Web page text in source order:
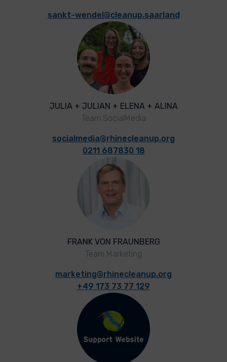
sankt-wendel@cleanup.saarland
JULIA + JULIAN + ELENA + ALINA
Team SocialMedia
socialmedia@rhinecleanup.org
0211 687830 18
FRANK VON FRAUNBERG
Team Marketing
marketing@rhinecleanup.org
+49 173 73 77 129